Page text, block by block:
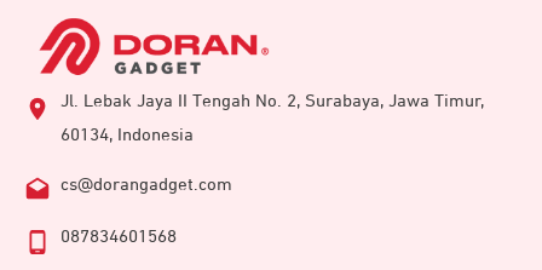
Jl. Lebak Jaya II Tengah No. 2, Surabaya, Jawa Timur,
60134, Indonesia
cs@dorangadget.com
087834601568